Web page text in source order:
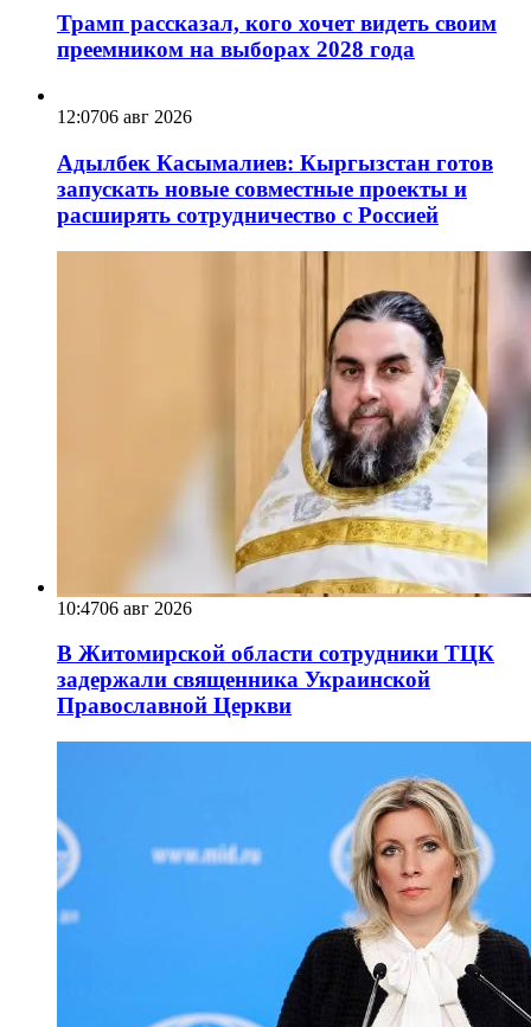
Трамп рассказал, кого хочет видеть своим
преемником на выборах 2028 года
12:0706 авг 2026
Адылбек Касымалиев: Кыргызстан готов
запускать новые совместные проекты и
расширять сотрудничество с Россией
10:4706 авг 2026
В Житомирской области сотрудники ТЦК
задержали священника Украинской
Православной Церкви